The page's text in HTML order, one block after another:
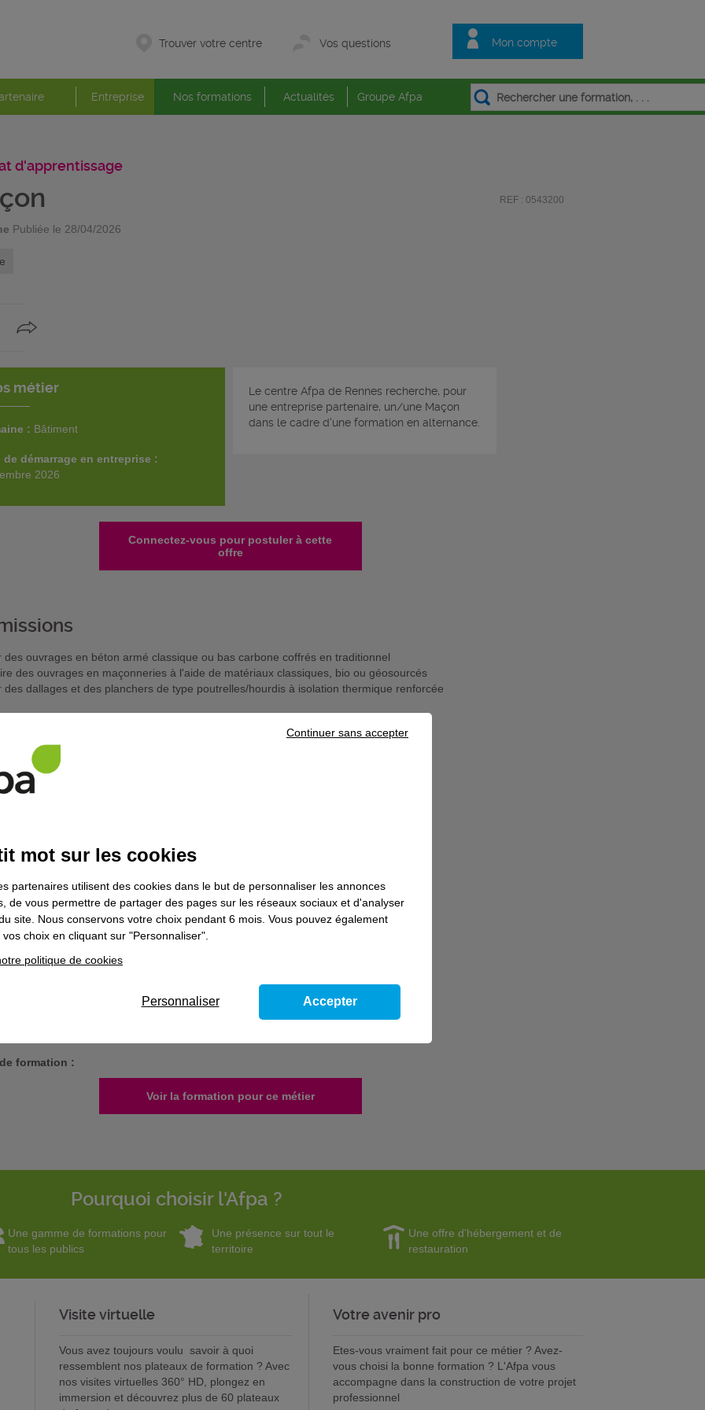
Mon compte
Trouver votre centre Vos questions
Entreprise Nos formations Actualités Groupe Afpa
d'apprentissage
Publiée le 28/04/2026
métier
: Bâtiment
de démarrage en entreprise :
2026
Le centre Afpa de Rennes recherche, pour
une entreprise partenaire, un/une Maçon
dans le cadre d'une formation en alternance.
Connectez-vous pour postuler à cette
offre
des ouvrages en béton armé classique ou bas carbone coffrés en traditionnel
des ouvrages en maçonneries à l'aide de matériaux classiques, bio ou géosourcés
des dallages et des planchers de type poutrelles/hourdis à isolation thermique renforcée
recherché
dynamique, motivé(e) et vous avez l'esprit d'équipe.
idéalement
de l'offre
: centre Afpa de Rennes
: Betton
associée
formation :
Voir la formation pour ce métier
REF : 0543200
Pourquoi choisir l'Afpa ?
Une gamme de formations pour
tous les publics
Une présence sur tout le
territoire
Une offre d'hébergement et de
restauration
Visite virtuelle
Vous avez toujours voulu savoir à quoi
ressemblent nos plateaux de formation ? Avec
nos visites virtuelles 360° HD, plongez en
immersion et découvrez plus de 60 plateaux
Votre avenir pro
Etes-vous vraiment fait pour ce métier ? Avez-
vous choisi la bonne formation ? L'Afpa vous
accompagne dans la construction de votre projet
professionnel
mot sur les cookies
partenaires utilisent des cookies dans le but de personnaliser les annonces
de vous permettre de partager des pages sur les réseaux sociaux et d'analyser
site. Nous conservons votre choix pendant 6 mois. Vous pouvez également
choix en cliquant sur "Personnaliser".
politique de cookies
Continuer sans accepter
Personnaliser Accepter